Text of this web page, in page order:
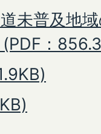
未普及地
：